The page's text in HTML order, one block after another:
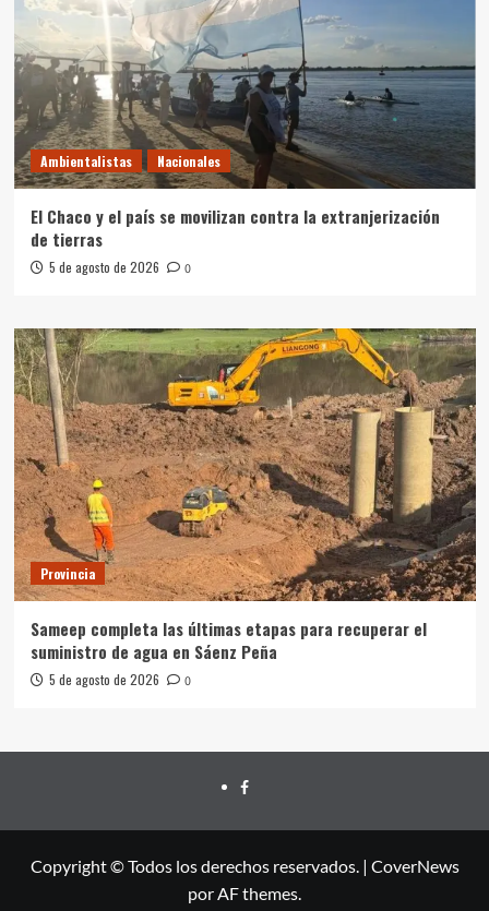
Ambientalistas Nacionales
El Chaco y el país se movilizan contra la extranjerización
de tierras
5 de agosto de 2026 0
Provincia
Sameep completa las últimas etapas para recuperar el
suministro de agua en Sáenz Peña
5 de agosto de 2026 0
FACEBOOK
Copyright © Todos los derechos reservados. | CoverNews
por AF themes.